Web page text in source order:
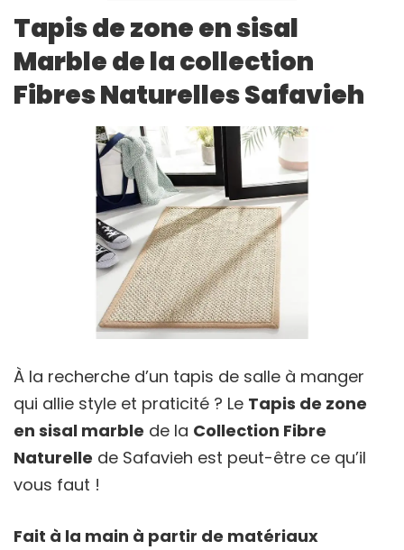
Tapis de zone en sisal
Marble de la collection
Fibres Naturelles Safavieh
À la recherche d’un tapis de salle à manger
qui allie style et praticité ? Le Tapis de zone
en sisal marble de la Collection Fibre
Naturelle de Safavieh est peut-être ce qu’il
vous faut !
Fait à la main à partir de matériaux